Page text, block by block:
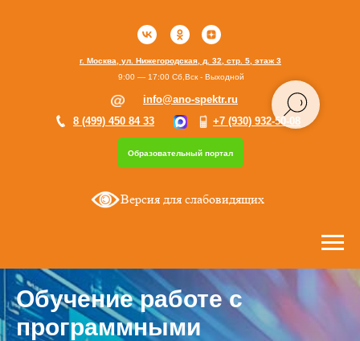
Образовательный портал
г. Москва, ул. Нижегородская, д. 32, стр. 5, этаж 3
+7 (930) 932-50-08
8 (499) 450 84 33
info@ano-spektr.ru
9:00 — 17:00 Сб,Вск - Выходной
Версия для слабовидящих
Обучение работе с
программными